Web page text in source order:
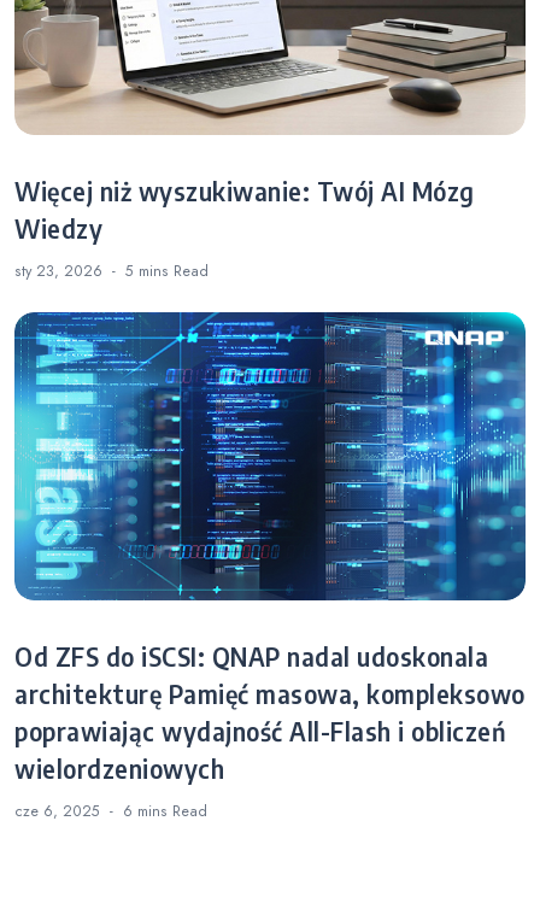
Więcej niż wyszukiwanie: Twój AI Mózg
Wiedzy
sty 23, 2026 5 mins Read
Od ZFS do iSCSI: QNAP nadal udoskonala
architekturę Pamięć masowa, kompleksowo
poprawiając wydajność All-Flash i obliczeń
wielordzeniowych
cze 6, 2025 6 mins Read